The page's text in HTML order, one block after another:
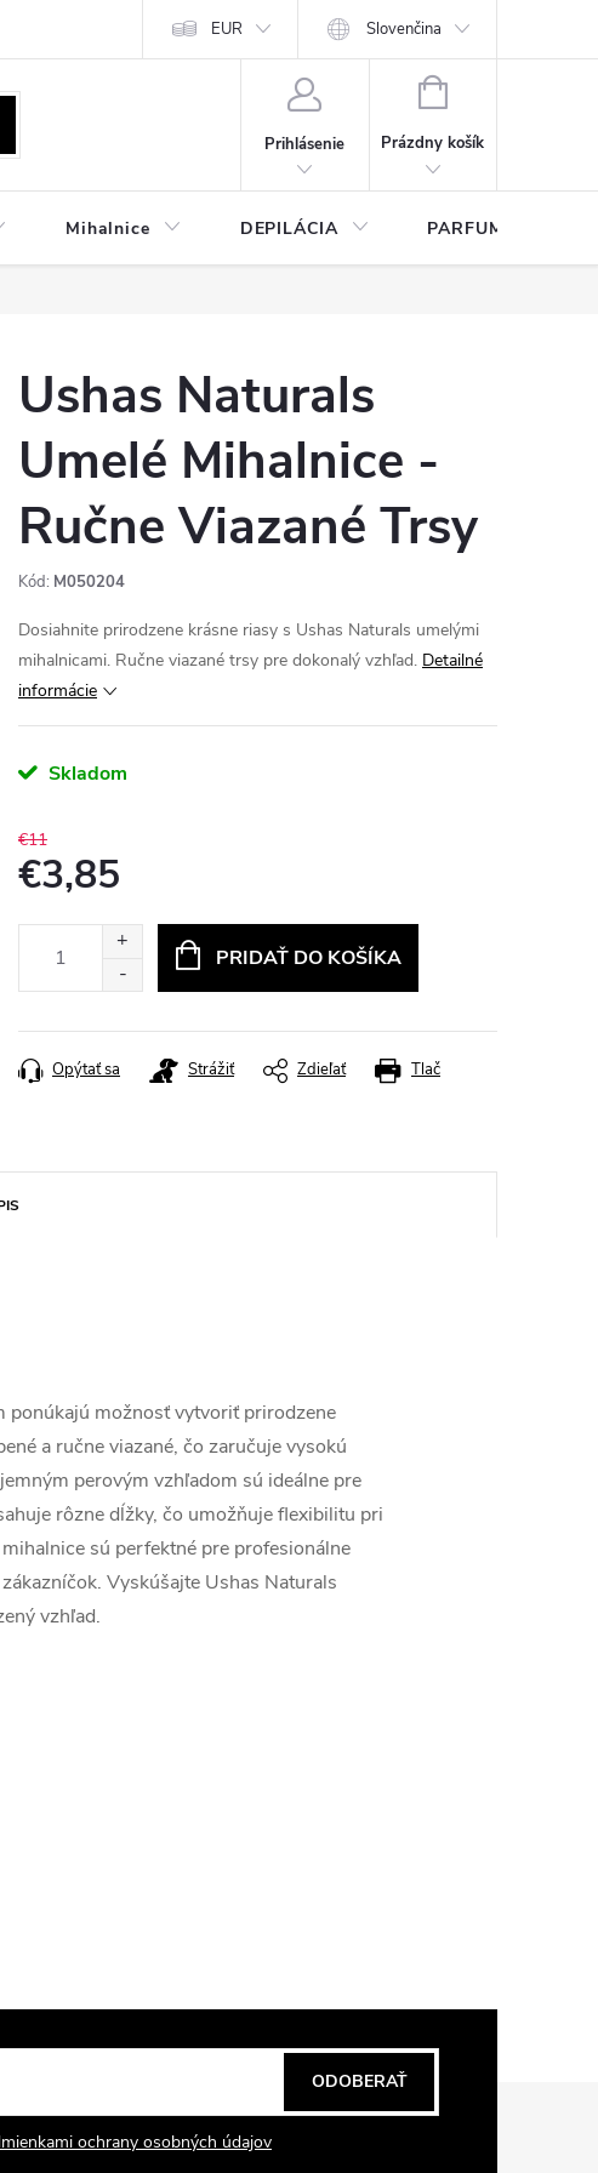
ochrany osobných údajov EUR Slovenčina
Prihlásenie
NÁKUPNÝ
Prázdny košík
Mihalnice DEPILÁCIA PARFUMY
Ushas Naturals
Umelé Mihalnice -
Ručne Viazané Trsy
Kód: M050204
Dosiahnite prirodzene krásne riasy s Ushas Naturals umelými
mihalnicami. Ručne viazané trsy pre dokonalý vzhľad. Detailné
informácie
Skladom
€11
€3,85
PRIDAŤ DO KOŠÍKA
Tlač
Opýtať sa Strážiť Zdieľať
ponúkajú možnosť vytvoriť prirodzene
a ručne viazané, čo zaručuje vysokú
perovým vzhľadom sú ideálne pre
rôzne dĺžky, čo umožňuje flexibilitu pri
sú perfektné pre profesionálne
Vyskúšajte Ushas Naturals
vzhľad.
ochrany osobných údajov
ODOBERAŤ